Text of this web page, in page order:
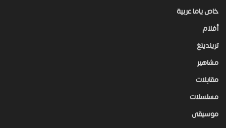
خاص ياما عربية
أفلام
تريندينغ
مشاهير
مقابلات
مسلسلات
موسيقى